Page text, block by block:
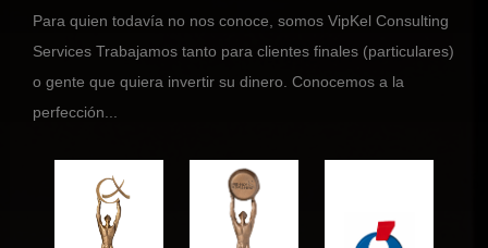
Para quien todavía no nos conoce, somos VipKel Consulting
Services Trabajamos tanto para clientes finales (particulares)
o gente que quiera invertir su dinero. Conocemos a la
perfección...